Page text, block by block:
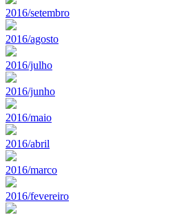
2016/setembro
2016/agosto
2016/julho
2016/junho
2016/maio
2016/abril
2016/marco
2016/fevereiro